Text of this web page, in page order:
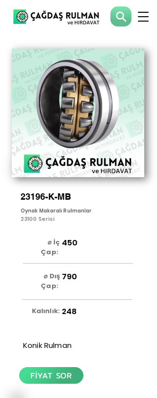
23196-K-MB
Oynak Makaralı Rulmanlar
23100 Serisi
⌀ İç
Çap:
450
⌀ Dış
Çap:
790
Kalınlık: 248
Konik Rulman
FİYAT SOR